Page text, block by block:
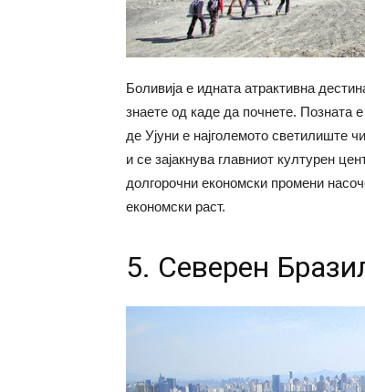
Боливија е идната атрактивна
знаете од каде да почнете. Позната
де Ујуни е најголемото светилиште
и се зајакнува главниот културен
долгорочни економски промени
економски раст.
5. Северен